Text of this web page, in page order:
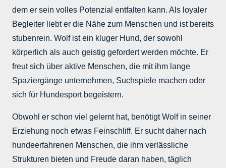
dem er sein volles Potenzial entfalten kann. Als loyaler
Begleiter liebt er die Nähe zum Menschen und ist bereits
stubenrein. Wolf ist ein kluger Hund, der sowohl
körperlich als auch geistig gefordert werden möchte. Er
freut sich über aktive Menschen, die mit ihm lange
Spaziergänge unternehmen, Suchspiele machen oder
sich für Hundesport begeistern.
Obwohl er schon viel gelernt hat, benötigt Wolf in seiner
Erziehung noch etwas Feinschliff. Er sucht daher nach
hundeerfahrenen Menschen, die ihm verlässliche
Strukturen bieten und Freude daran haben, täglich